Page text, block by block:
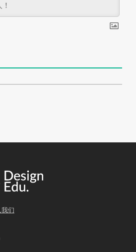
我们